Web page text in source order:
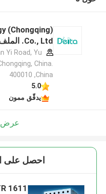
(Chongqing)
Co., Ltd. الملف الشركة المصنعة
Yi Road, Yu
China.
400010 ,China
5.0
يدقّق ممون
عرض
احصل